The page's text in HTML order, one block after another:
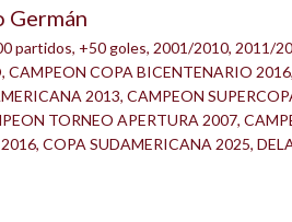
Germán
partidos, +50 goles, 2001/2010, 2011/
, CAMPEON COPA BICENTENARIO 2016,
2013, CAMPEON
TORNEO APERTURA 2007,
, COPA SUDAMERICANA 2025,